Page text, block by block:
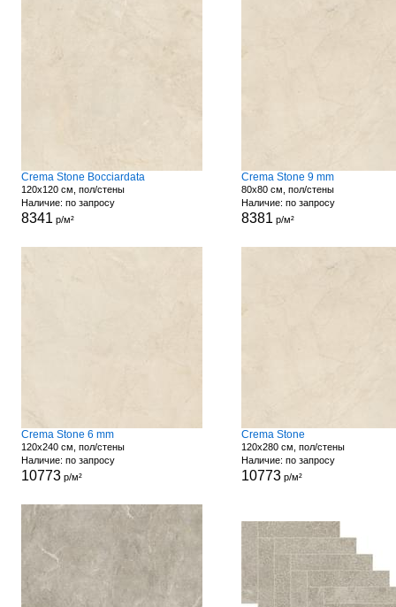
Crema Stone Bocciardata
120x120 см, пол/стены
Наличие: по запросу
8341 р/м²
Crema Stone 9 mm
80x80 см, пол/стены
Наличие: по запросу
8381 р/м²
Crema Stone 6 mm
120x240 см, пол/стены
Наличие: по запросу
10773р/м²
Crema Stone
120x280 см, пол/стены
Наличие: по запросу
10773р/м²